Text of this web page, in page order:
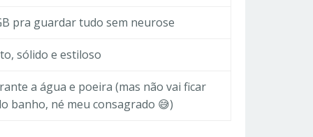
pra guardar tudo sem neurose
sólido e estiloso
a água e poeira (mas não vai ficar
banho, né meu consagrado 😅)